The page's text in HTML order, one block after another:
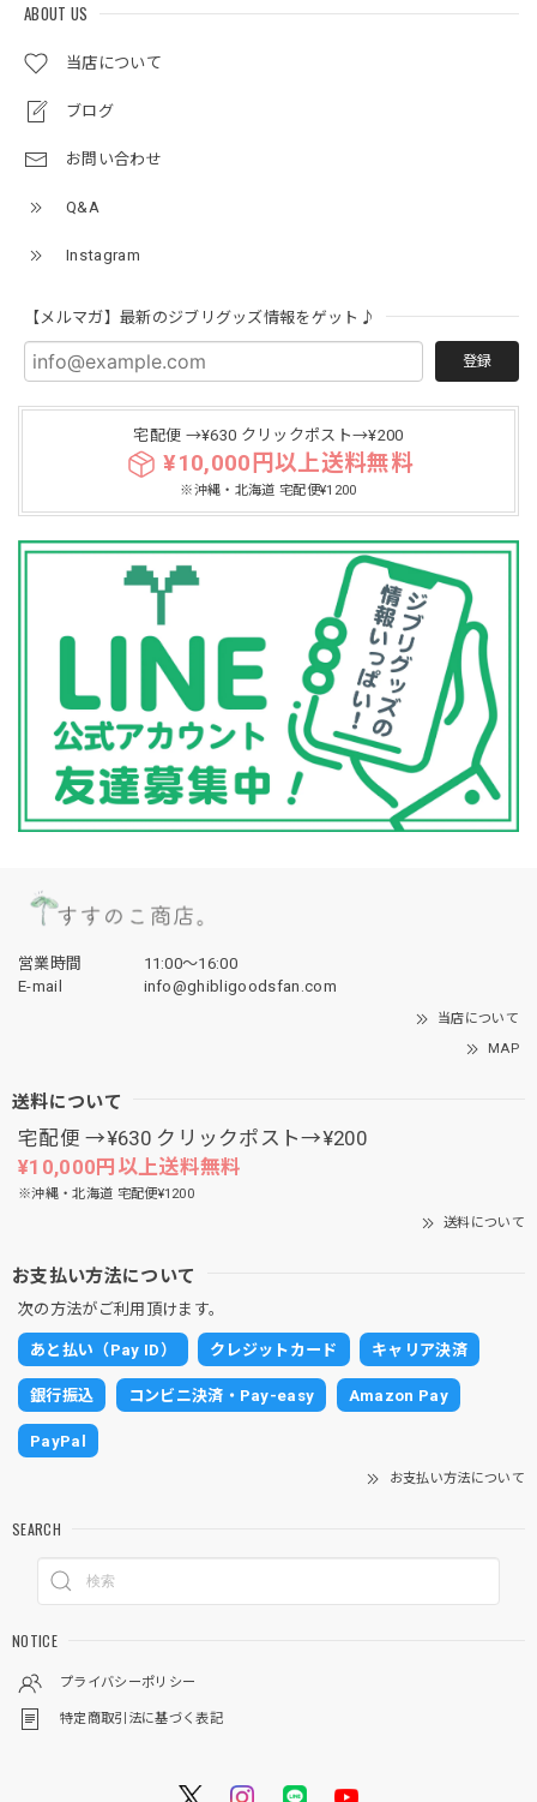
ABOUT US
当店について
ブログ
お問い合わせ
Q&A
Instagram
【メルマガ】最新のジブリグッズ情報をゲット♪
登録
宅配便 →¥630 クリックポスト→¥200
¥10,000円以上送料無料
※沖縄・北海道 宅配便¥1200
営業時間
11:00〜16:00
E-mail
info@ghibligoodsfan.com
当店について
MAP
送料について
宅配便 →¥630 クリックポスト→¥200
¥10,000円以上送料無料
※沖縄・北海道 宅配便¥1200
送料について
お支払い方法について
次の方法がご利用頂けます。
あと払い（Pay ID） クレジットカード キャリア決済
銀行振込 コンビニ決済・Pay-easy Amazon Pay
PayPal
お支払い方法について
SEARCH
NOTICE
プライバシーポリシー
特定商取引法に基づく表記